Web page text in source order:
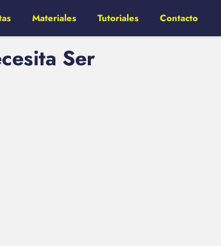
Materiales Tutoriales Contacto
Ser